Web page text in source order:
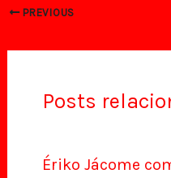
PREVIOUS
Posts
Ériko Jácome